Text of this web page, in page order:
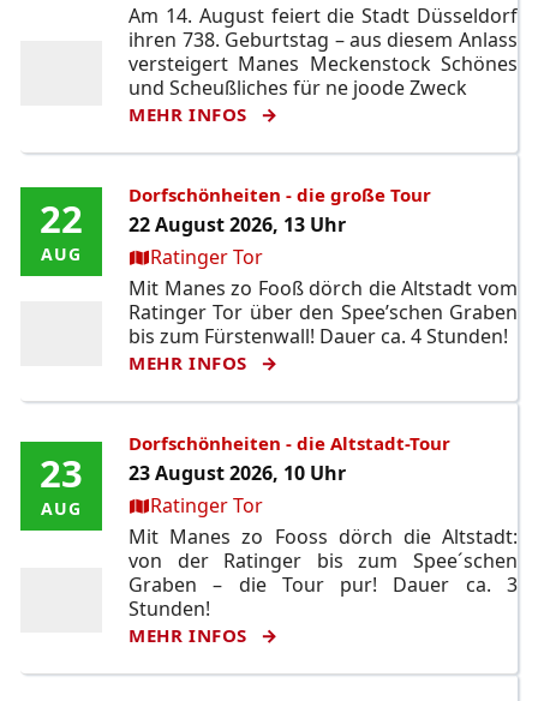
Am 14. August feiert die Stadt Düsseldorf
ihren 738. Geburtstag – aus diesem Anlass
versteigert Manes Meckenstock Schönes
und Scheußliches für ne joode Zweck
MEHR INFOS
22
AUG
22
AUG
Dorfschönheiten - die große Tour
22 August 2026, 13 Uhr
Ort:Ratinger Tor
Mit Manes zo Fooß dörch die Altstadt vom
Ratinger Tor über den Spee’schen Graben
bis zum Fürstenwall! Dauer ca. 4 Stunden!
MEHR INFOS
23
AUG
23
AUG
Dorfschönheiten - die Altstadt-Tour
23 August 2026, 10 Uhr
Ort:Ratinger Tor
Mit Manes zo Fooss dörch die Altstadt:
von der Ratinger bis zum Spee´schen
Graben – die Tour pur! Dauer ca. 3
Stunden!
MEHR INFOS